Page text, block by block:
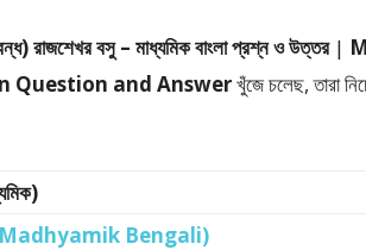
রাজশেখর বসু – মাধ্যমিক বাংলা প্রশ্ন ও উত্তর|
Question and Answerখুঁজে চলেছ, তারা
(Madhyamik Bengali)